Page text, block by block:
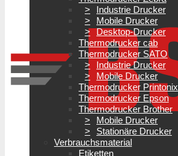
Industrie Drucker
Mobile Drucker
Desktop-Drucker
Thermodrucker cab
Thermodrucker SATO
Industrie Drucker
Mobile Drucker
Thermodrucker Printonix
Thermodrucker Epson
Thermodrucker Brother
Mobile Drucker
Stationäre Drucker
Verbrauchsmaterial
Etiketten